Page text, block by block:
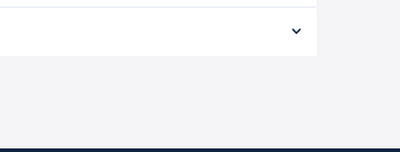
garante a melhor oferta para o seu roteiro.